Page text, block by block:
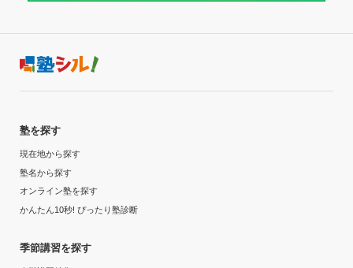
塾を探す
現在地から探す
塾名から探す
オンライン塾を探す
かんたん10秒! ぴったり塾診断
季節講習を探す